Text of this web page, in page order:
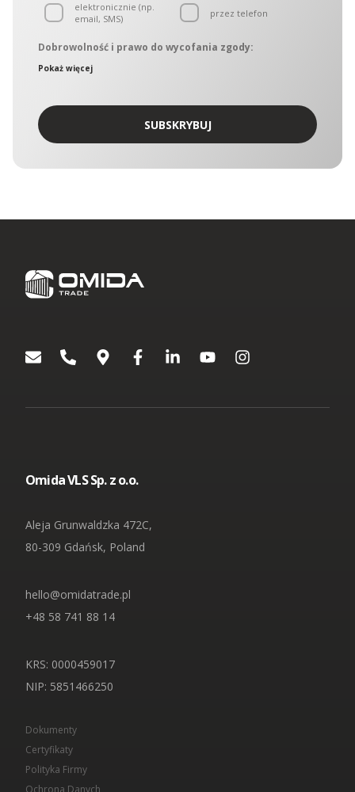
elektronicznie (np.
email, SMS)
przez telefon
Dobrowolność i prawo do wycofania zgody:
wchodzące w skład OMIDA Group, zwane w dalszej części
wspólny punkt kontaktowy, który obsługuje Inspektor ochrony
danych OMIDA Group. W sprawach ochrony danych
osobowych można się kontaktować z Administratorami:
korespondencyjnie – kierując zapytania na adres Aleja
możesz wycofać swoją zgodę lub sprzeciwić się
z Tobą aby przekazać Ci informacje lub wskazówki dotyczące
produktów lub usług Omida Group. Wyrażenie lub
wycofania.
Omida Finance Sp. z o.o.
Omida Shared Services Center Sp. z o.o.
Pokaż więcej
SUBSKRYBUJ
Omida VLS Sp. z o.o.
Aleja Grunwaldzka 472C,
80-309 Gdańsk, Poland
hello@omidatrade.pl
+48 58 741 88 14
KRS: 0000459017
NIP: 5851466250
Dokumenty
Certyfikaty
Polityka Firmy
Ochrona Danych